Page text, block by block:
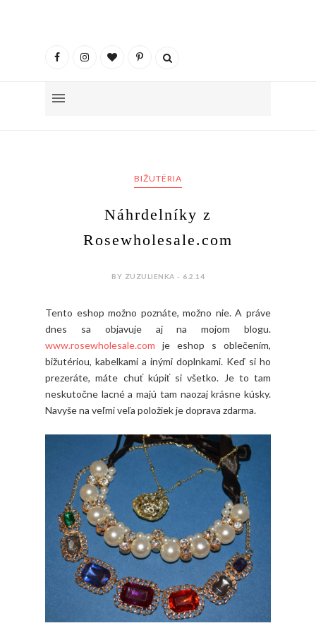
BIŽUTÉRIA
Náhrdelníky z
Rosewholesale.com
BY ZUZULIENKA - 6.2.14
Tento eshop možno poznáte, možno nie. A práve
dnes sa objavuje aj na mojom blogu.
www.rosewholesale.com je eshop s oblečením,
bižutériou, kabelkami a inými doplnkami. Keď si ho
prezeráte, máte chuť kúpiť si všetko. Je to tam
neskutočne lacné a majú tam naozaj krásne kúsky.
Navyše na veľmi veľa položiek je doprava zdarma.